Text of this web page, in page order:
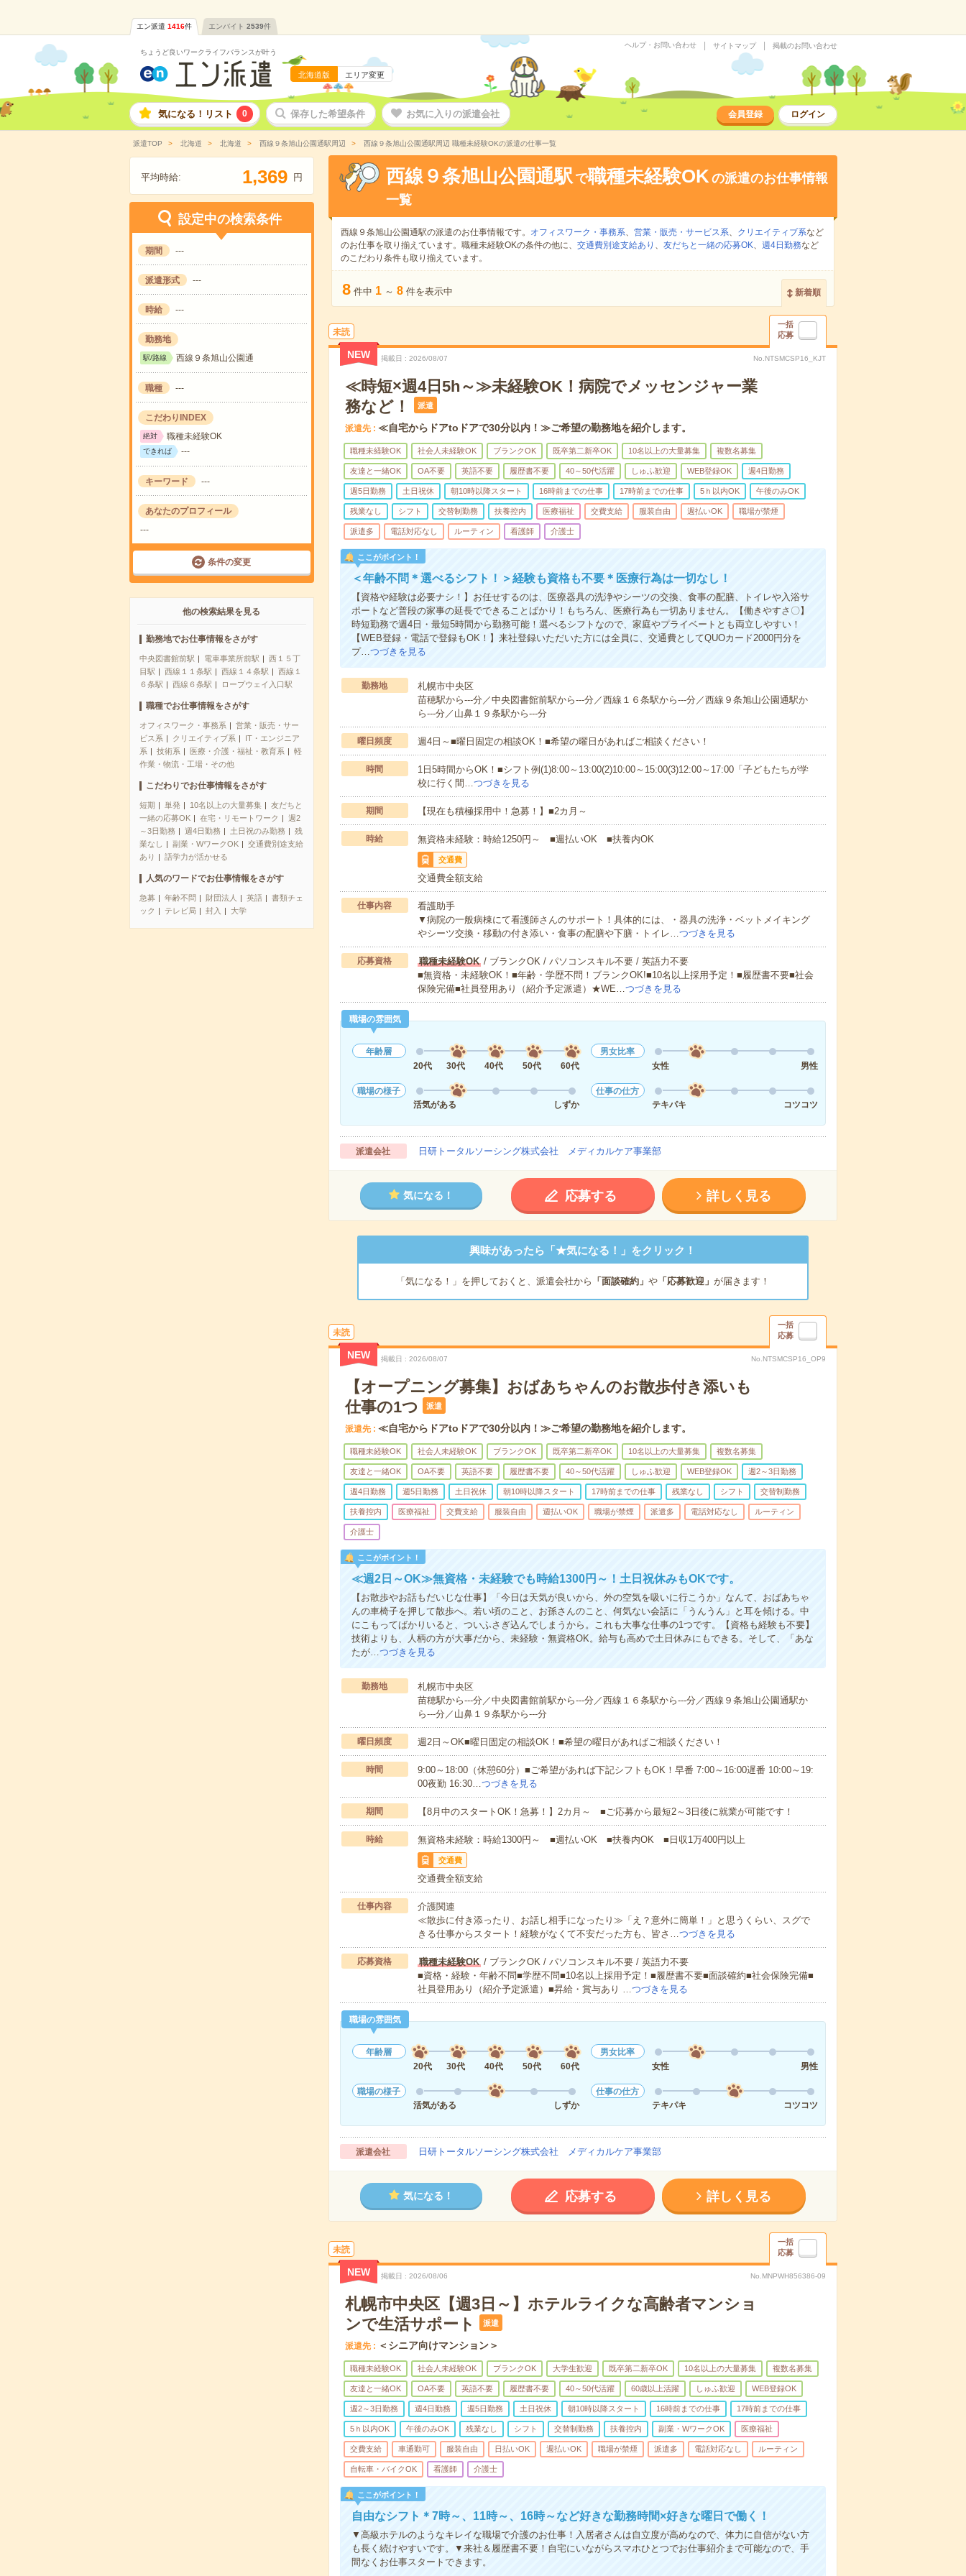
エン派遣 1416件 エンバイト 2539件
ちょうど良いワークライフバランスが叶う
北海道版 エリア変更
ヘルプ・お問い合わせ サイトマップ 掲載のお問い合わせ
気になる！リスト 0 保存した希望条件 お気に入りの派遣会社 会員登録 ログイン
派遣TOP 北海道 北海道 西線９条旭山公園通駅周辺 西線９条旭山公園通駅周辺 職種未経験OKの派遣の仕事一覧
平均時給: 1,369 円
設定中の検索条件
期間 ---
派遣形式 ---
時給 ---
勤務地
駅/路線 西線９条旭山公園通
職種 ---
こだわりINDEX
絶対 職種未経験OK
できれば ---
キーワード ---
あなたのプロフィール
---
条件の変更
他の検索結果を見る
勤務地でお仕事情報をさがす
中央図書館前駅 電車事業所前駅
西１５丁
目駅
西線１１条駅 西線１４条駅
西線１
６条駅
西線６条駅 ロープウェイ入口駅
職種でお仕事情報をさがす
オフィスワーク・事務系
営業・販売・サー
ビス系
クリエイティブ系
IT・エンジニア
系
技術系 医療・介護・福祉・教育系
軽
作業・物流・工場・その他
こだわりでお仕事情報をさがす
短期 単発 10名以上の大量募集
友だちと
一緒の応募OK
在宅・リモートワーク
週2
～3日勤務
週4日勤務 土日祝のみ勤務
残
業なし
副業・WワークOK
交通費別途支給
あり
語学力が活かせる
人気のワードでお仕事情報をさがす
急募 年齢不問 財団法人 英語
書類チェ
ック
テレビ局 封入 大学
西線９条旭山公園通駅 で職種未経験OKの派遣のお仕事情報
一覧
西線９条旭山公園通駅の派遣のお仕事情報です。 オフィスワーク・事務系、 営業・販売・サービス系、 クリエイティブ系など
のお仕事を取り揃えています。職種未経験OKの条件の他に、 交通費別途支給あり 、 友だちと一緒の応募OK、 週4日勤務など
のこだわり条件も取り揃えています。
8 件中 1 ～ 8 件を表示中 新着順
未読
一括
応募
NEW 掲載日 2026/08/07 No.NTSMCSP16_KJT
≪時短×週4日5h～≫未経験OK！病院でメッセンジャー業
務など！
派遣
派遣先 ≪自宅からドアtoドアで30分以内！≫ご希望の勤務地を紹介します。
職種未経験OK 社会人未経験OK ブランクOK 既卒第二新卒OK 10名以上の大量募集 複数名募集
友達と一緒OK OA不要 英語不要 履歴書不要 40～50代活躍 しゅふ歓迎 WEB登録OK 週4日勤務
週5日勤務 土日祝休 朝10時以降スタート 16時前までの仕事 17時前までの仕事 5ｈ以内OK 午後のみOK
残業なし シフト 交替制勤務 扶養控内 医療福祉 交費支給 服装自由 週払いOK 職場が禁煙
派遣多 電話対応なし ルーティン 看護師 介護士
ここがポイント！
＜年齢不問＊選べるシフト！＞経験も資格も不要＊医療行為は一切なし！
【資格や経験は必要ナシ！】お任せするのは、医療器具の洗浄やシーツの交換、食事の配膳、トイレや入浴サ
ポートなど普段の家事の延長でできることばかり！もちろん、医療行為も一切ありません。【働きやすさ〇】
時短勤務で週4日・最短5時間から勤務可能！選べるシフトなので、家庭やプライベートとも両立しやすい！
【WEB登録・電話で登録もOK！】来社登録いただいた方には全員に、交通費としてQUOカード2000円分を
プ…つづきを見る
勤務地
札幌市中央区
苗穂駅から---分／中央図書館前駅から---分／西線１６条駅から---分／西線９条旭山公園通駅か
ら---分／山鼻１９条駅から---分
曜日頻度 週4日～■曜日固定の相談OK！■希望の曜日があればご相談ください！
時間
1日5時間からOK！■シフト例(1)8:00～13:00(2)10:00～15:00(3)12:00～17:00「子どもたちが学
校に行く間…つづきを見る
期間 【現在も積極採用中！急募！】■2カ月～
時給 無資格未経験：時給1250円～ ■週払いOK ■扶養内OK
交通費
交通費全額支給
仕事内容
看護助手
▼病院の一般病棟にて看護師さんのサポート！具体的には、・器具の洗浄・ベットメイキング
やシーツ交換・移動の付き添い・食事の配膳や下膳・トイレ…つづきを見る
応募資格 職種未経験OK/ ブランクOK / パソコンスキル不要 / 英語力不要
■無資格・未経験OK！■年齢・学歴不問！ブランクOK!■10名以上採用予定！■履歴書不要■社会
保険完備■社員登用あり（紹介予定派遣）★WE…つづきを見る
職場の雰囲気
年齢層
20代
30代 40代 50代 60代
男女比率
女性
男性
職場の様子
活気がある
しずか
仕事の仕方
テキパキ
コツコツ
派遣会社 日研トータルソーシング株式会社 メディカルケア事業部
気になる！ 応募する 詳しく見る
興味があったら「★気になる！」をクリック！
「気になる！」を押しておくと、派遣会社から 「面談確約」 や「応募歓迎」 が届きます！
未読
一括
応募
NEW 掲載日 2026/08/07 No.NTSMCSP16_OP9
【オープニング募集】おばあちゃんのお散歩付き添いも
仕事の1つ
派遣
派遣先 ≪自宅からドアtoドアで30分以内！≫ご希望の勤務地を紹介します。
職種未経験OK 社会人未経験OK ブランクOK 既卒第二新卒OK 10名以上の大量募集 複数名募集
友達と一緒OK OA不要 英語不要 履歴書不要 40～50代活躍 しゅふ歓迎 WEB登録OK 週2～3日勤務
週4日勤務 週5日勤務 土日祝休 朝10時以降スタート 17時前までの仕事 残業なし シフト 交替制勤務
扶養控内 医療福祉 交費支給 服装自由 週払いOK 職場が禁煙 派遣多 電話対応なし ルーティン
介護士
ここがポイント！
≪週2日～OK≫無資格・未経験でも時給1300円～！土日祝休みもOKです。
【お散歩やお話もだいじな仕事】「今日は天気が良いから、外の空気を吸いに行こうか」なんて、おばあちゃ
んの車椅子を押して散歩へ。若い頃のこと、お孫さんのこと、何気ない会話に「うんうん」と耳を傾ける。中
にこもってばかりいると、ついふさぎ込んでしまうから。これも大事な仕事の1つです。【資格も経験も不要】
技術よりも、人柄の方が大事だから、未経験・無資格OK。給与も高めで土日休みにもできる。そして、「あな
たが…つづきを見る
勤務地
札幌市中央区
苗穂駅から---分／中央図書館前駅から---分／西線１６条駅から---分／西線９条旭山公園通駅か
ら---分／山鼻１９条駅から---分
曜日頻度 週2日～OK■曜日固定の相談OK！■希望の曜日があればご相談ください！
時間
9:00～18:00（休憩60分）■ご希望があれば下記シフトもOK！早番 7:00～16:00遅番 10:00～19:
00夜勤 16:30…つづきを見る
期間 【8月中のスタートOK！急募！】2カ月～ ■ご応募から最短2～3日後に就業が可能です！
時給 無資格未経験：時給1300円～ ■週払いOK ■扶養内OK ■日収1万400円以上
交通費
交通費全額支給
仕事内容
介護関連
≪散歩に付き添ったり、お話し相手になったり≫「え？意外に簡単！」と思うくらい、スグで
きる仕事からスタート！経験がなくて不安だった方も、皆さ…つづきを見る
応募資格 職種未経験OK/ ブランクOK / パソコンスキル不要 / 英語力不要
■資格・経験・年齢不問■学歴不問■10名以上採用予定！■履歴書不要■面談確約■社会保険完備■
社員登用あり（紹介予定派遣）■昇給・賞与あり …つづきを見る
職場の雰囲気
年齢層
20代
30代 40代 50代 60代
男女比率
女性
男性
職場の様子
活気がある
しずか
仕事の仕方
テキパキ
コツコツ
派遣会社 日研トータルソーシング株式会社 メディカルケア事業部
気になる！ 応募する 詳しく見る
未読
一括
応募
NEW 掲載日 2026/08/06 No.MNPWH856386-09
札幌市中央区【週3日～】ホテルライクな高齢者マンショ
ンで生活サポート
派遣
派遣先 ＜シニア向けマンション＞
職種未経験OK 社会人未経験OK ブランクOK 大学生歓迎 既卒第二新卒OK 10名以上の大量募集 複数名募集
友達と一緒OK OA不要 英語不要 履歴書不要 40～50代活躍 60歳以上活躍 しゅふ歓迎 WEB登録OK
週2～3日勤務 週4日勤務 週5日勤務 土日祝休 朝10時以降スタート 16時前までの仕事 17時前までの仕事
5ｈ以内OK 午後のみOK 残業なし シフト 交替制勤務 扶養控内 副業・WワークOK 医療福祉
交費支給 車通勤可 服装自由 日払いOK 週払いOK 職場が禁煙 派遣多 電話対応なし ルーティン
自転車・バイクOK 看護師 介護士
ここがポイント！
自由なシフト＊7時～、11時～、16時～など好きな勤務時間×好きな曜日で働く！
▼高級ホテルのようなキレイな職場で介護のお仕事！入居者さんは自立度が高めなので、体力に自信がない方
も長く続けやすいです。▼来社＆履歴書不要！自宅にいながらスマホひとつでお仕事紹介まで可能なので、手
間なくお仕事スタートできます。